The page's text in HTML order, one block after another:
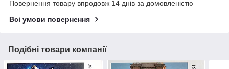
Повернення товару впродовж 14 днів за домовленістю
Всі умови повернення
Подібні товари компанії